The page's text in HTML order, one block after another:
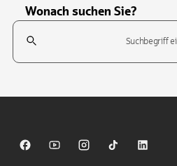
Wonach suchen Sie?
Suchfeld
Sparkasse auf Facebook
Sparkasse auf Youtube
Sparkasse aufSparkasse auf